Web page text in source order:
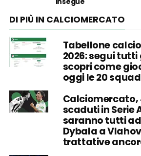
DI PIÙ IN CALCIOMERCATO
Tabellone
2026: segui
scopri come
oggi le 20
scaduti in Serie
saranno tutti
Dybala a
trattative